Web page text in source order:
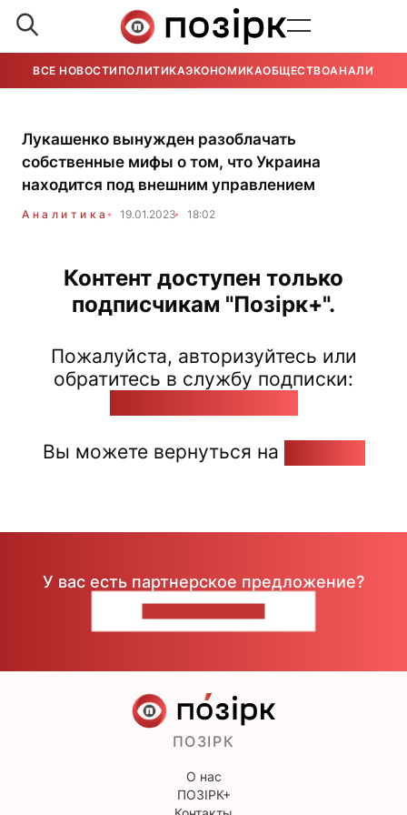
ВСЕ НОВОСТИ ПОЛИТИКАЭКОНОМИКАОБЩЕСТВОАНАЛИТИКА
Лукашенко вынужден разоблачать
собственные мифы о том, что Украина
находится под внешним управлением
Аналитика 19.01.2023 18:02
Контент доступен только
подписчикам "Позірк+".
Пожалуйста, авторизуйтесь или
обратитесь в службу подписки:
Вы можете вернуться на
У вас есть партнерское предложение?
ПОЗІРК
О нас
ПОЗІРК+